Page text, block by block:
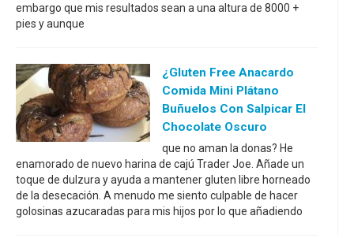
embargo que mis resultados sean a una altura de 8000 +
pies y aunque
¿Gluten Free Anacardo
Comida Mini Plátano
Buñuelos Con Salpicar El
Chocolate Oscuro
que no aman la donas? He
enamorado de nuevo harina de cajú Trader Joe. Añade un
toque de dulzura y ayuda a mantener gluten libre horneado
de la desecación. A menudo me siento culpable de hacer
golosinas azucaradas para mis hijos por lo que añadiendo